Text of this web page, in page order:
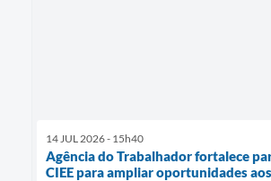
14 JUL 2026 - 15h40
Agência do Trabalhador fortalece
CIEE para ampliar oportunidades